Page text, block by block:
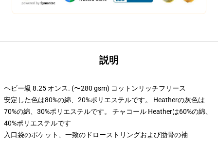
説明
ヘビー級 8.25 オンス. (〜280 gsm) コットンリッチフリース
安定した色は80%の綿、20%ポリエステルです。 Heatherの灰色は
70%の綿、30%ポリエステルです。 チャコール Heatherは60%の綿、
40%ポリエステルです
入口袋のポケット、一致のドローストリングおよび肋骨の袖